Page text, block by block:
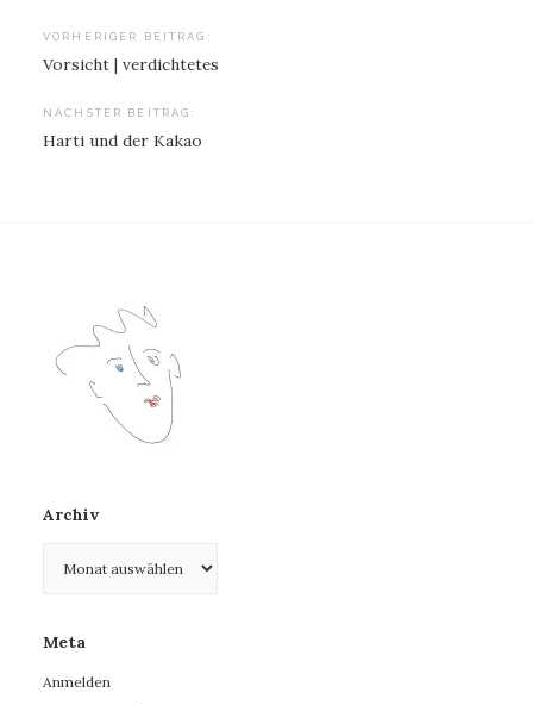
Beitragsnavigation
VORHERIGER BEITRAG:
Vorsicht | verdichtetes
NÄCHSTER BEITRAG:
Harti und der Kakao
Archiv
Meta
Anmelden